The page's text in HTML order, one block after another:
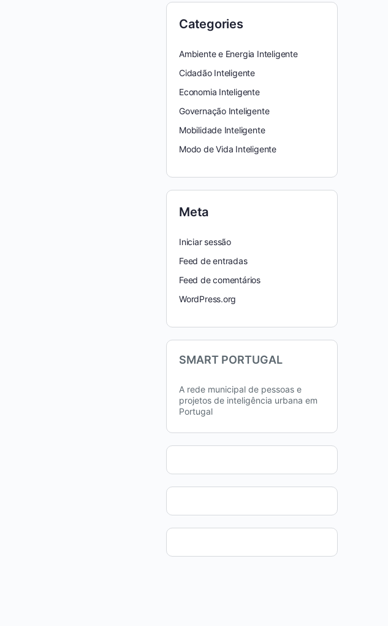
Categories
Ambiente e Energia Inteligente
Cidadão Inteligente
Economia Inteligente
Governação Inteligente
Mobilidade Inteligente
Modo de Vida Inteligente
Meta
Iniciar sessão
Feed de entradas
Feed de comentários
WordPress.org
SMART PORTUGAL
A rede municipal de pessoas e
projetos de inteligência urbana em
Portugal